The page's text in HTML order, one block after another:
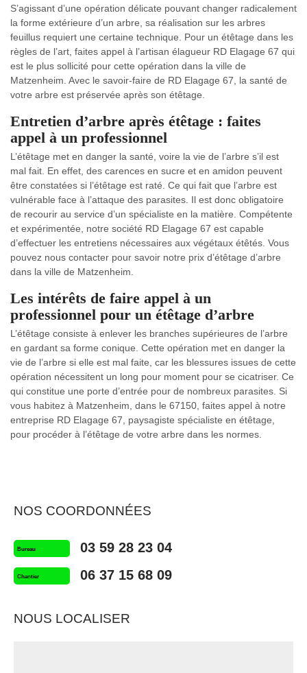
S’agissant d’une opération délicate pouvant changer radicalement
la forme extérieure d’un arbre, sa réalisation sur les arbres
feuillus requiert une certaine technique. Pour un étêtage dans les
règles de l’art, faites appel à l’artisan élagueur RD Elagage 67 qui
est le plus sollicité pour cette opération dans la ville de
Matzenheim. Avec le savoir-faire de RD Elagage 67, la santé de
votre arbre est préservée après son étêtage.
Entretien d’arbre après étêtage : faites
appel à un professionnel
L’étêtage met en danger la santé, voire la vie de l’arbre s’il est
mal fait. En effet, des carences en sucre et en amidon peuvent
être constatées si l’étêtage est raté. Ce qui fait que l’arbre est
vulnérable face à l’attaque des parasites. Il est donc obligatoire
de recourir au service d’un spécialiste en la matière. Compétente
et expérimentée, notre société RD Elagage 67 est capable
d’effectuer les entretiens nécessaires aux végétaux étêtés. Vous
pouvez nous contacter pour savoir notre prix d’étêtage d’arbre
dans la ville de Matzenheim.
Les intérêts de faire appel à un
professionnel pour un étêtage d’arbre
L’étêtage consiste à enlever les branches supérieures de l’arbre
en gardant sa forme conique. Cette opération met en danger la
vie de l’arbre si elle est mal faite, car les blessures issues de cette
opération nécessitent un long pour moment pour se cicatriser. Ce
qui constitue une porte d’entrée pour de nombreux parasites. Si
vous habitez à Matzenheim, dans le 67150, faites appel à notre
entreprise RD Elagage 67, paysagiste spécialiste en étêtage,
pour procéder à l’étêtage de votre arbre dans les normes.
NOS COORDONNÉES
Bureau 03 59 28 23 04
Chantier 06 37 15 68 09
NOUS LOCALISER